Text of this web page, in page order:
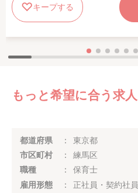
キープする
もっと希望に合う求人
都道府県
東京都
市区町村
練馬区
職種
保育士
雇用形態
正社員・契約社員